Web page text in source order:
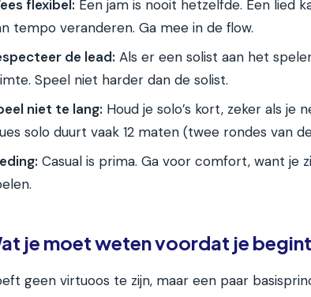
flexibel: Een jam is nooit hetzelfde. Een lied
tempo veranderen. Ga mee in de flow.
de lead: Als er een solist aan het
Speel niet harder dan de solist.
niet te lang: Houd je solo’s kort, zeker als je
solo duurt vaak 12 maten (twee rondes van
Casual is prima. Ga voor comfort, want je
je moet weten voordat je begint
geen virtuoos te zijn, maar een paar